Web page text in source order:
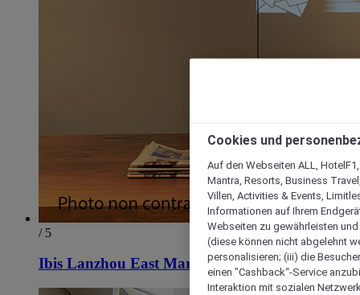
/ 5
Ibis Lanzhou East Market Hotel
Cookies und
Auf den Webseiten ALL,
Mantra, Resorts, Business
Villen, Activities & Events,
Informationen auf Ihrem
Webseiten zu gewährleisten
(diese können nicht abgelehnt
personalisieren; (iii) die
einen "Cashback“-Service
Interaktion mit sozialen